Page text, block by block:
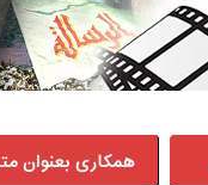
همکاری بعنوان